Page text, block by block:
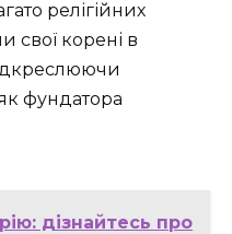
релігійних
свої корені в
фундатора
дізнайтесь про